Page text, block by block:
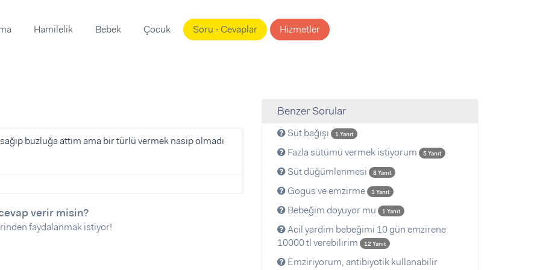
Hamilelik Bebek Çocuk Soru - Cevaplar Hizmetler
buzluğa attım ama bir türlü vermek nasip olmadı
verir misin?
faydalanmak istiyor!
Benzer Sorular
Süt bağışı 1 Yanıt
Fazla sütümü vermek istiyorum 5 Yanıt
Süt düğümlenmesi 8 Yanıt
Gogus ve emzirme 3 Yanıt
Bebeğim doyuyor mu 1 Yanıt
Acil yardim bebeğimi 10 gün emzirene
10000 tl verebilirim
12 Yanıt
Emziriyorum, antibiyotik kullanabilir